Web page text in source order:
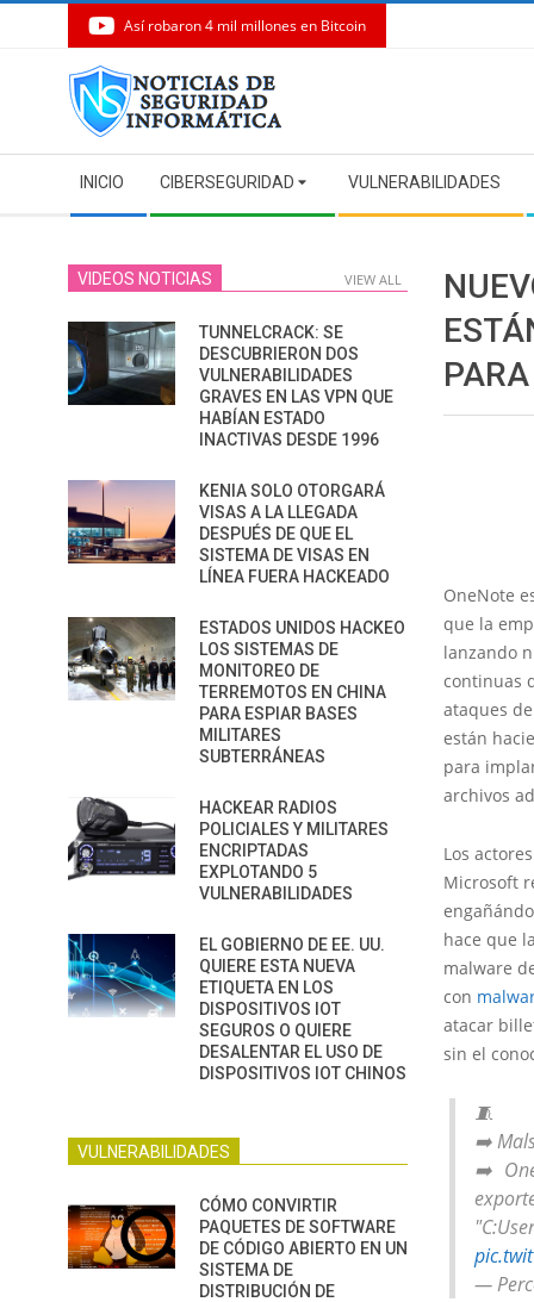
Así robaron 4 mil millones en Bitcoin
Navigation
Menu
INICIO CIBERSEGURIDAD VULNERABILIDADES
OneNote
que la
lanzando
continuas
ataques
están
para
archivos
Los
Microsoft
hace que
malware
con
atacar
sin el
🧵
➡️
➡️
—
VIDEOS NOTICIAS VIEW ALL
TUNNELCRACK: SE
DESCUBRIERON DOS
VULNERABILIDADES
GRAVES EN LAS VPN QUE
HABÍAN ESTADO
INACTIVAS DESDE 1996
KENIA SOLO OTORGARÁ
VISAS A LA LLEGADA
DESPUÉS DE QUE EL
SISTEMA DE VISAS EN
LÍNEA FUERA HACKEADO
ESTADOS UNIDOS HACKEO
LOS SISTEMAS DE
MONITOREO DE
TERREMOTOS EN CHINA
PARA ESPIAR BASES
MILITARES
SUBTERRÁNEAS
HACKEAR RADIOS
POLICIALES Y MILITARES
ENCRIPTADAS
EXPLOTANDO 5
VULNERABILIDADES
EL GOBIERNO DE EE. UU.
QUIERE ESTA NUEVA
ETIQUETA EN LOS
DISPOSITIVOS IOT
SEGUROS O QUIERE
DESALENTAR EL USO DE
DISPOSITIVOS IOT CHINOS
VULNERABILIDADES
CÓMO CONVIRTIR
PAQUETES DE SOFTWARE
DE CÓDIGO ABIERTO EN UN
SISTEMA DE
DISTRIBUCIÓN DE